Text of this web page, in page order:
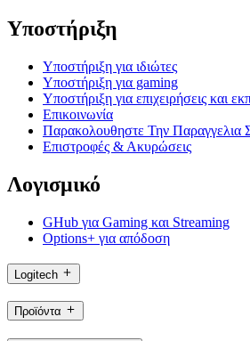
Υποστήριξη
Υποστήριξη για ιδιώτες
Υποστήριξη για gaming
Υποστήριξη για επιχειρήσεις και
Επικοινωνία
Παρακολουθηστε Την Παραγγελια
Επιστροφές & Ακυρώσεις
Λογισμικό
GHub για Gaming και Streaming
Options+ για απόδοση
Logitech
Προϊόντα